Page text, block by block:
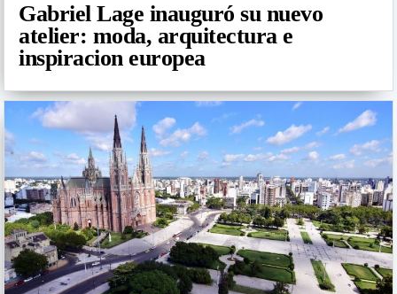
Gabriel Lage inauguró su nuevo
atelier: moda, arquitectura e
inspiracion europea